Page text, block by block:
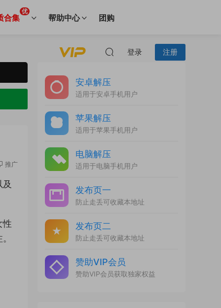
合集
优
帮助中心 团购
登录 注册
推广
性
安卓解压
适用于安卓手机用户
苹果解压
适用于苹果手机用户
电脑解压
适用于电脑手机用户
发布页一
防止走丢可收藏本地址
发布页二
防止走丢可收藏本地址
赞助VIP会员
赞助VIP会员获取独家权益